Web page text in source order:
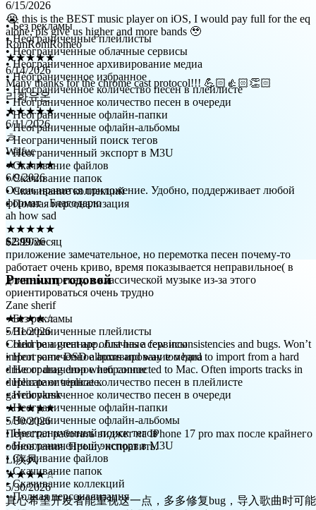
alone, pls give us higher and more bands 🥹
RomRomRomeo
★★★★★
6/14/2026
Many thanks for the chrome cast protocol!!! 💪🏻👍🏻👏🏻
리화유온
★★★★★
6/11/2026
ㅎ
Wilfuc
★★★★★
6/9/2026
Очень нравится приложение. Удобно, поддерживает любой
формат . Благодарю
ah how sad
★★★★★
6/3/2026
приложение замечательное, но перемотка песен почему-то
работает очень криво, время показывается неправильное( в
длинных треках, в классической музыке из-за этого
ориентироваться очень трудно
Zane sherif
★★★★☆
5/31/2026
Could be a great app. Just has a few inconsistencies and bugs. Won’t
import some DSD albums and way too hard to import from a hard
drive or drag drop when connected to Mac. Often imports tracks in
duplicate or triplicate.
gavrilovkrsk
★★★★★
5/30/2026
Перестал работать виджет на IPhone 17 pro max после крайнего
обновления. Прошу исправить.
Li疾风
★★★★☆
5/30/2026
真心希望开发者能重视这一点，多多修复bug，导入歌曲时可能
闪退；界面也有bug，尤其是上个版本更新（针对于iOS 26）
后，尤其明显，整体来说还是挺不错的。 当然，这款软件我认
• Без рекламы
• Неограниченные плейлисты
• Неограниченные облачные сервисы
• Неограниченное архивирование медиа
• Неограниченное избранное
• Неограниченное количество песен в плейлисте
• Неограниченное количество песен в очереди
• Неограниченные офлайн-папки
• Неограниченные офлайн-альбомы
• Неограниченный поиск тегов
• Неограниченный экспорт в M3U
• Скачивание файлов
• Скачивание папок
• Скачивание коллекций
• Полная персонализация
$2.99/месяц
Premium годовой
• Без рекламы
• Неограниченные плейлисты
• Неограниченные облачные сервисы
• Неограниченное архивирование медиа
• Неограниченное избранное
• Неограниченное количество песен в плейлисте
• Неограниченное количество песен в очереди
• Неограниченные офлайн-папки
• Неограниченные офлайн-альбомы
• Неограниченный поиск тегов
• Неограниченный экспорт в M3U
• Скачивание файлов
• Скачивание папок
• Скачивание коллекций
• Полная персонализация